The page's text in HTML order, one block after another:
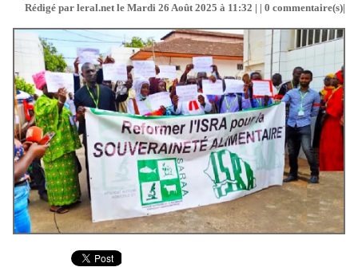
Rédigé par leral.net le Mardi 26 Août 2025 à 11:32 | | 0 commentaire(s)|